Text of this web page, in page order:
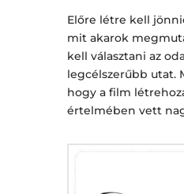
Előre létre kell
mit akarok
kell választani az
legcélszerűbb utat.
hogy a film
értelmében vett